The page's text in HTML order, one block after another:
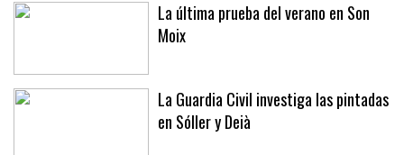
La última prueba del verano en Son
Moix
La Guardia Civil investiga las pintadas
en Sóller y Deià